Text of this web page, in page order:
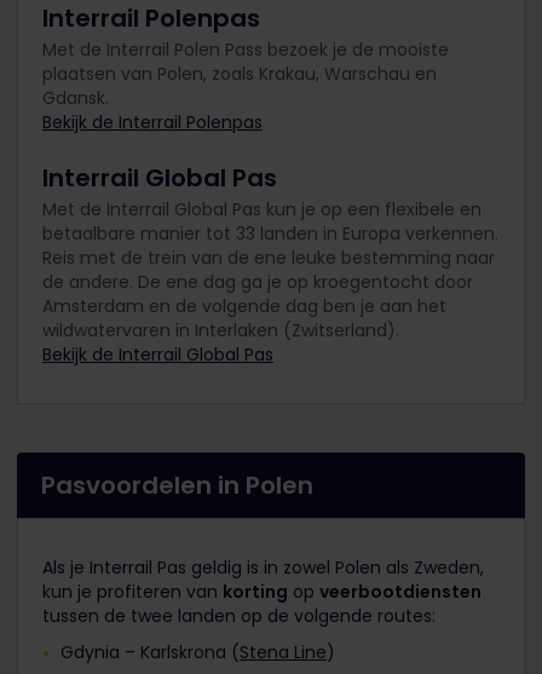
Interrail Polenpas
Met de Interrail Polen Pass bezoek je de mooiste
plaatsen van Polen, zoals Krakau, Warschau en
Gdansk.
Bekijk de Interrail Polenpas
Interrail Global Pas
Met de Interrail Global Pas kun je op een flexibele en
betaalbare manier tot 33 landen in Europa verkennen.
Reis met de trein van de ene leuke bestemming naar
de andere. De ene dag ga je op kroegentocht door
Amsterdam en de volgende dag ben je aan het
wildwatervaren in Interlaken (Zwitserland).
Bekijk de Interrail Global Pas
Pasvoordelen in Polen
Als je Interrail Pas geldig is in zowel Polen als Zweden,
kun je profiteren van korting op veerbootdiensten
tussen de twee landen op de volgende routes:
Gdynia – Karlskrona (Stena Line)